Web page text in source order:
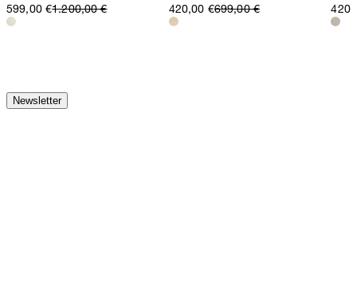
599,00 €1.200,00 €
420,00 €699,00 €
Newsletter